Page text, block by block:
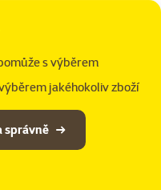
s výběrem
jakéhokoliv zboží
správně